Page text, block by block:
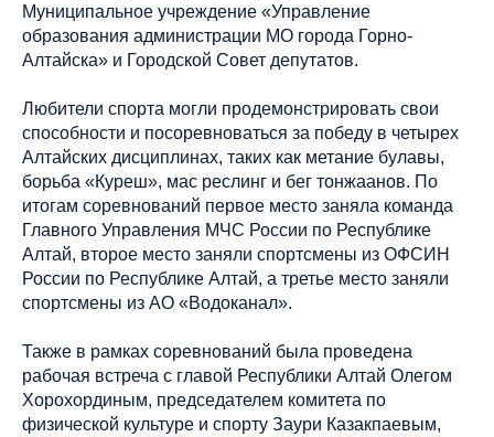
Муниципальное учреждение «Управление
образования администрации МО города Горно-
Алтайска» и Городской Совет депутатов.
Любители спорта могли продемонстрировать свои
способности и посоревноваться за победу в четырех
Алтайских дисциплинах, таких как метание булавы,
борьба «Куреш», мас реслинг и бег тонжаанов. По
итогам соревнований первое место заняла команда
Главного Управления МЧС России по Республике
Алтай, второе место заняли спортсмены из ОФСИН
России по Республике Алтай, а третье место заняли
спортсмены из АО «Водоканал».
Также в рамках соревнований была проведена
рабочая встреча с главой Республики Алтай Олегом
Хорохординым, председателем комитета по
физической культуре и спорту Заури Казакпаевым,